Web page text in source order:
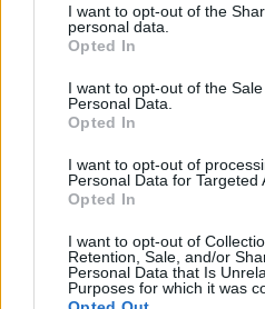
I want to opt-out of the
personal data.
Opted In
I want to opt-out of the
Personal Data.
Opted In
I want to opt-out of
Personal Data for Targeted
Opted In
I want to opt-out of
Retention, Sale, and/or
Personal Data that Is
Purposes for which it was
Ακολουθήστε το E-
και μάθετε πρώτοι τα